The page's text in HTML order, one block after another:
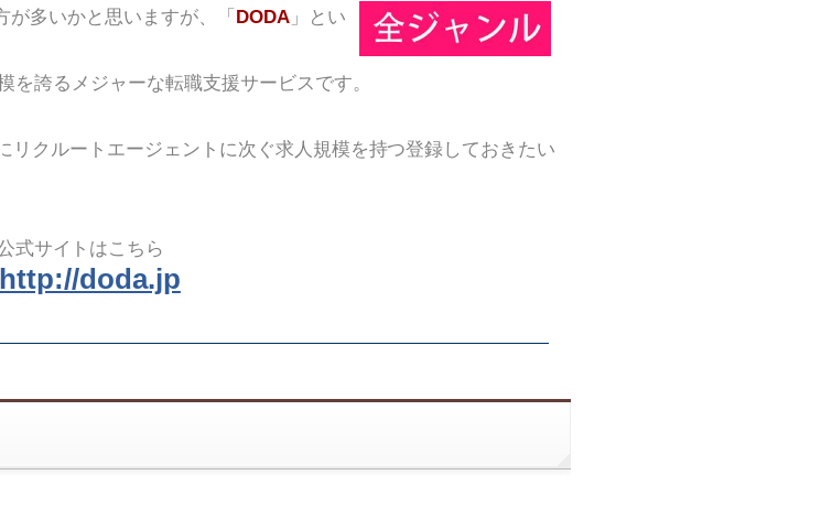
多いかと思いますが、「 DODA」とい
を誇るメジャーな転職支援サービスです。
クルートエージェントに次ぐ求人規模を持つ登録しておきたい
式サイトはこちら
http://doda.jp